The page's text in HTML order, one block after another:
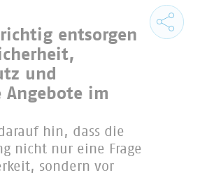
entsorgen
und
Angebote im
hin, dass die
nicht nur eine Frage
sondern vor